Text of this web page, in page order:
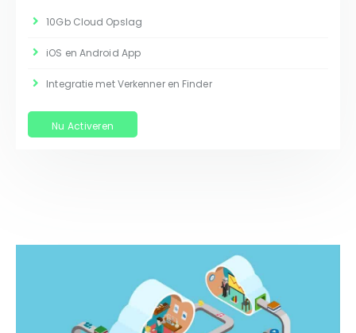
10Gb Cloud Opslag
iOS en Android App
Integratie met Verkenner en Finder
Nu Activeren